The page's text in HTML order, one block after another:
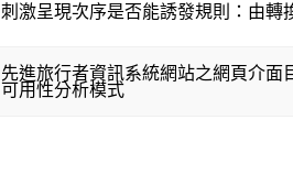
刺激呈現次序是否能誘發規則：由轉
先進旅行者資訊系統網站之網頁介面
可用性分析模式